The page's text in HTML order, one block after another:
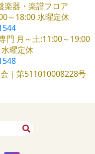
楽器・楽譜フロア
～18:00水曜定休
門 月～土:11:00～19:00
水曜定休
｜第511010008228号